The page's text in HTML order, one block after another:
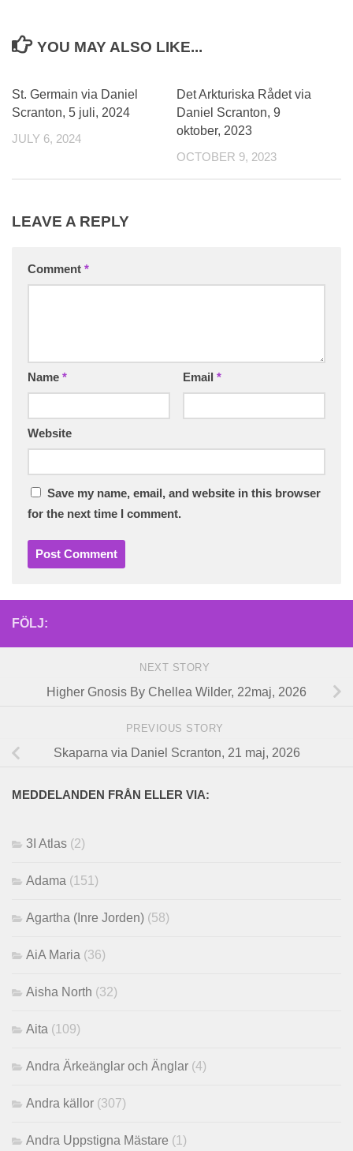
YOU MAY ALSO LIKE...
St. Germain via Daniel
Scranton, 5 juli, 2024
JULY 6, 2024
Det Arkturiska Rådet via
Daniel Scranton, 9
oktober, 2023
OCTOBER 9, 2023
LEAVE A REPLY
Comment *
Name * Email *
Website
Save my name, email, and website in this browser
for the next time I comment.
FÖLJ:
NEXT STORY
Higher Gnosis By Chellea Wilder, 22maj, 2026
PREVIOUS STORY
Skaparna via Daniel Scranton, 21 maj, 2026
MEDDELANDEN FRÅN ELLER VIA:
3I Atlas (2)
Adama (151)
Agartha (Inre Jorden) (58)
AiA Maria (36)
Aisha North (32)
Aita (109)
Andra Ärkeänglar och Änglar (4)
Andra källor (307)
Andra Uppstigna Mästare (1)